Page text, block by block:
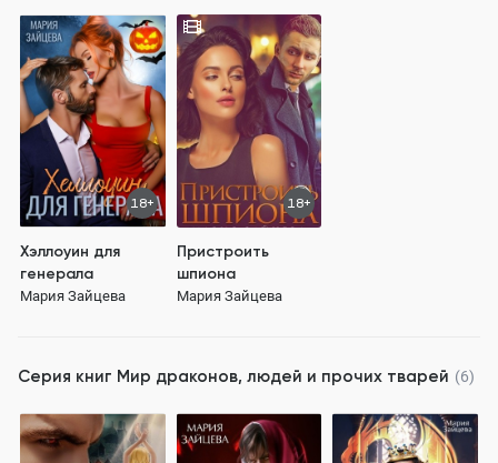
18+
Хэллоуин для
генерала
Мария Зайцева
18+
Пристроить
шпиона
Мария Зайцева
Серия книг Мир драконов, людей и прочих тварей (6)